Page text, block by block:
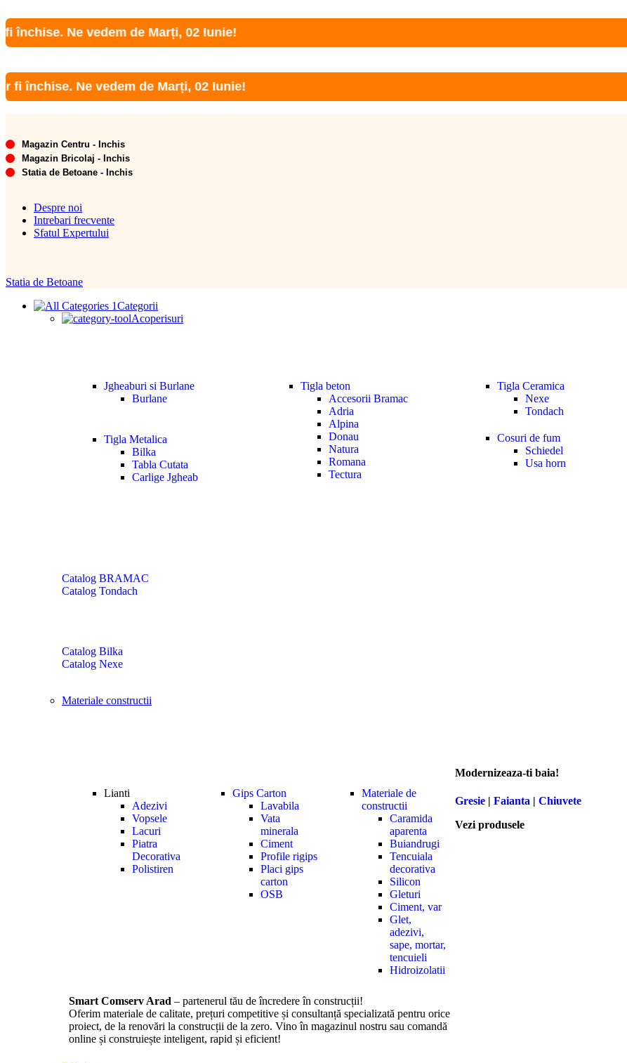
Ne vedem de Marți, 02 Iunie!
Ne vedem de Marți, 02 Iunie!
Magazin Centru - Inchis
Magazin Bricolaj - Inchis
Statia de Betoane - Inchis
Despre noi
Intrebari frecvente
Sfatul Expertului
Statia de Betoane
Categorii
Acoperisuri
Jgheaburi si Burlane
Burlane
Tigla Metalica
Bilka
Tabla Cutata
Carlige Jgheab
Tigla beton
Accesorii Bramac
Adria
Alpina
Donau
Natura
Romana
Tectura
Tigla Ceramica
Nexe
Tondach
Cosuri de fum
Schiedel
Usa horn
Catalog BRAMAC
Catalog Tondach
Catalog Bilka
Catalog Nexe
Materiale constructii
Lianti
Adezivi
Vopsele
Lacuri
Piatra
Decorativa
Polistiren
Gips Carton
Lavabila
Vata
minerala
Ciment
Profile rigips
Placi gips
carton
OSB
Materiale de
constructii
Caramida
aparenta
Buiandrugi
Tencuiala
decorativa
Silicon
Gleturi
Ciment, var
Glet,
adezivi,
sape, mortar,
tencuieli
Hidroizolatii
Smart Comserv Arad – partenerul tău de încredere în construcții!
Oferim materiale de calitate, prețuri competitive și consultanță specializată pentru orice
proiect, de la renovări la construcții de la zero. Vino în magazinul nostru sau comandă
online și construiește inteligent, rapid și eficient!
Modernizeaza-ti baia!
Gresie | Faianta | Chiuvete
Vezi produsele